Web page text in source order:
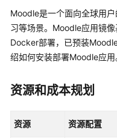
产
品
介
入
Moodle是一个面向全球用
习等场景。Moodle应用镜
Docker部署，已预装
绍如何安装部署Moodle应用
资源和成本规划
资源 资源配置